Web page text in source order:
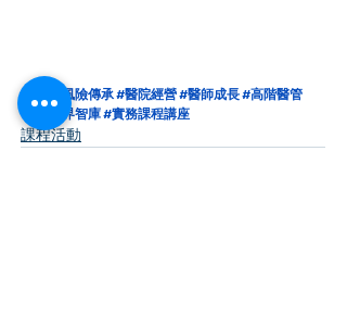
#零風險傳承#醫院經營#醫師成長#高階醫管
#醫界智庫#實務課程講座
課程活動